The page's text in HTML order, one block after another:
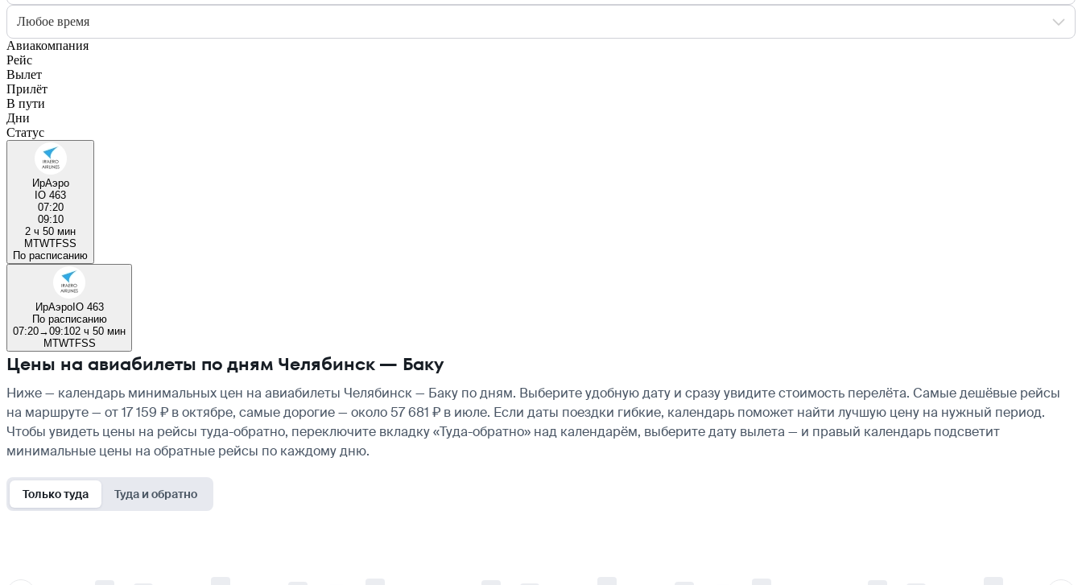
Любое время
Авиакомпания
Рейс
Вылет
Прилёт
В пути
Дни
Статус
ИрАэро
IO 463
07:20
09:10
2 ч 50 мин
MTWTFSS
По расписанию
ИрАэроIO 463
По расписанию
07:20→09:102 ч 50 мин
MTWTFSS
Цены на авиабилеты по дням Челябинск — Баку
Ниже — календарь минимальных цен на авиабилеты Челябинск — Баку по дням. Выберите удобную дату и сразу увидите стоимость перелёта. Самые дешёвые рейсы
на маршруте — от 17 159 ₽ в октябре, самые дорогие — около 57 681 ₽ в июле. Если даты поездки гибкие, календарь поможет найти лучшую цену на нужный период.
Чтобы увидеть цены на рейсы туда-обратно, переключите вкладку «Туда-обратно» над календарём, выберите дату вылета — и правый календарь подсветит
минимальные цены на обратные рейсы по каждому дню.
Только туда Туда и обратно